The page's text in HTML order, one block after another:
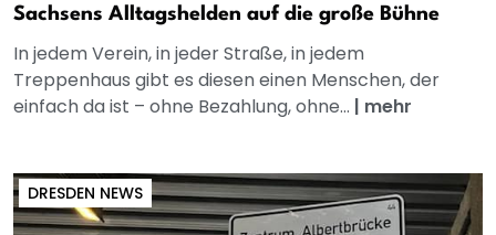
Sachsens Alltagshelden auf die große Bühne
In jedem Verein, in jeder Straße, in jedem
Treppenhaus gibt es diesen einen Menschen, der
einfach da ist – ohne Bezahlung, ohne... | mehr
DRESDEN NEWS